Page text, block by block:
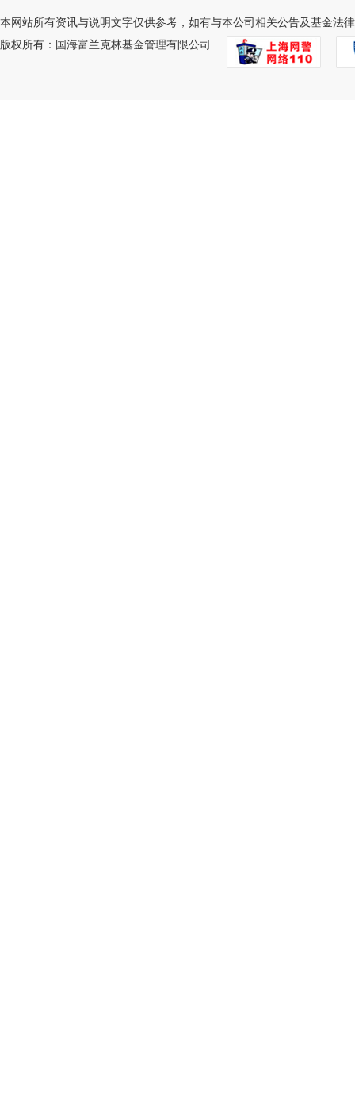
本网站所有资讯与说明文字仅供参考，如有与本公司相关公告及基金法
版权所有：国海富兰克林基金管理有限公司